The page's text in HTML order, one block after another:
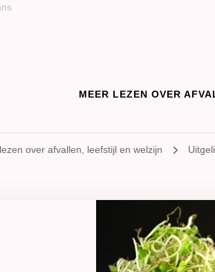
MEER LEZEN OVER
over afvallen, leefstijl en welzijn